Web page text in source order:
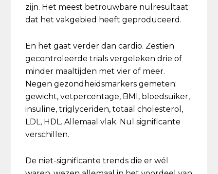
zijn. Het meest betrouwbare nulresultaat
dat het vakgebied heeft geproduceerd.
En het gaat verder dan cardio. Zestien
gecontroleerde trials vergeleken drie of
minder maaltijden met vier of meer.
Negen gezondheidsmarkers gemeten:
gewicht, vetpercentage, BMI, bloedsuiker,
insuline, triglyceriden, totaal cholesterol,
LDL, HDL. Allemaal vlak. Nul significante
verschillen.
De niet-significante trends die er wél